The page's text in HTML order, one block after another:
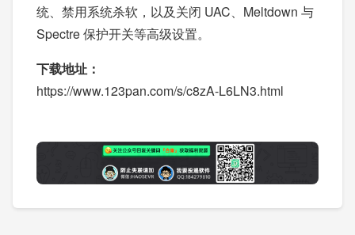
统、禁用系统杀软，以及关闭 UAC、Meltdown 与
Spectre 保护开关等高级设置。
下载地址：
https://www.123pan.com/s/c8zA-L6LN3.html